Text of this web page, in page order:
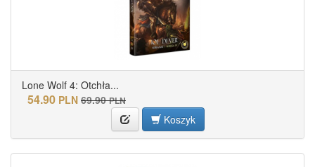
Lone Wolf 4: Otchła...
54.90 PLN 69.90 PLN
Koszyk